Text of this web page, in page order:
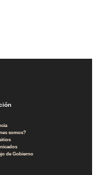
somos?
de Gobierno